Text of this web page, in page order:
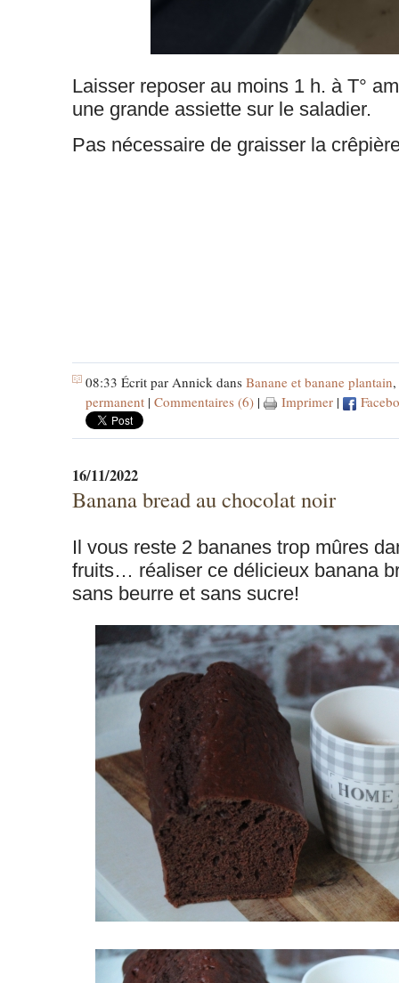
Laisser reposer au moins 1 h. à T°
une grande assiette sur le saladier.
Pas nécessaire de graisser la
08:33 Écrit par Annick dans Banane et banane plantain,
permanent | Commentaires (6) | Imprimer |
16/11/2022
Banana bread au chocolat noir
Il vous reste 2 bananes trop mûres
fruits… réaliser ce délicieux banana
sans beurre et sans sucre!